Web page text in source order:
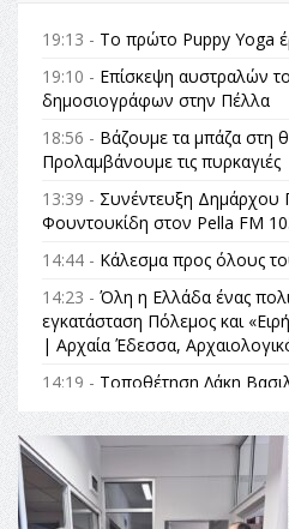
19:13 - Το πρώτο Puppy Yoga
19:10 - Επίσκεψη αυστραλών
δημοσιογράφων στην Πέλλα
18:56 - Βάζουμε τα μπάζα στη
Προλαμβάνουμε τις πυρκαγιές
13:39 - Συνέντευξη Δημάρχου
Φουντουκίδη στον Pella FM
14:44 - Κάλεσμα προς όλους
14:23 - Όλη η Ελλάδα ένας
εγκατάσταση Πόλεμος και
| Αρχαία Έδεσσα,
14:19 - Τοποθέτηση Λάκη
Αναθεώρηση του Συντάγματος:
θεσμικές διαδικασίες
στις επόμενες γενιές»
16:35 - Το πρόγραμμα του
Champions League!